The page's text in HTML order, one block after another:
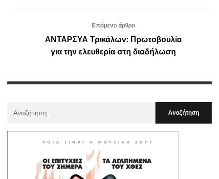
Επόμενο άρθρο
ΑΝΤΑΡΣΥΑ Τρικάλων: Πρωτοβουλία
για την ελευθερία στη διαδήλωση
: